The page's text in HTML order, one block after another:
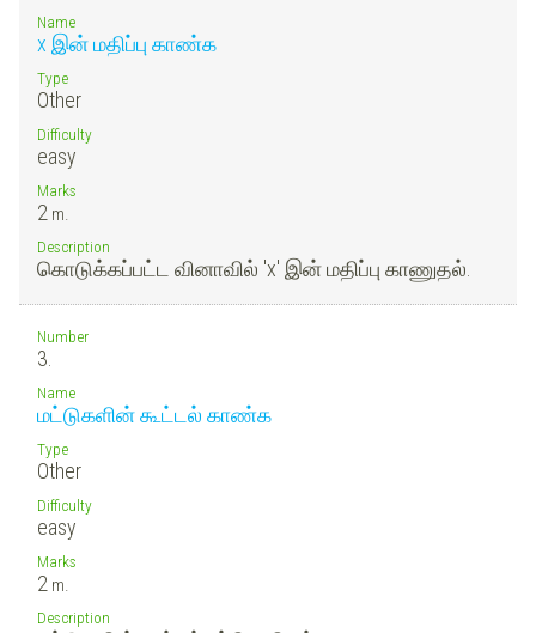
Name
x இன் மதிப்பு காண்க
Type
Other
Difficulty
easy
Marks
2 m.
Description
கொடுக்கப்பட்ட வினாவில் 'x' இன் மதிப்பு காணுதல்.
Number
3.
Name
மட்டுகளின் கூட்டல் காண்க
Type
Other
Difficulty
easy
Marks
2 m.
Description